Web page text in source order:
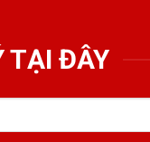
TẠI ĐÂY